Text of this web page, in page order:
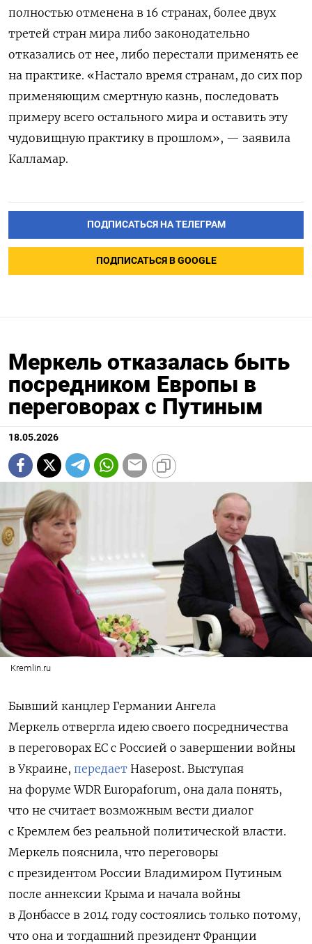
полностью отменена в 16 странах, более двух
третей стран мира либо законодательно
отказались от нее, либо перестали применять ее
на практике. «Настало время странам, до сих пор
применяющим смертную казнь, последовать
примеру всего остального мира и оставить эту
чудовищную практику в прошлом», — заявила
Калламар.
ПОДПИСАТЬСЯ НА ТЕЛЕГРАМ
ПОДПИСАТЬСЯ В GOOGLE
Меркель отказалась быть
посредником Европы в
переговорах с Путиным
18.05.2026
Kremlin.ru
Бывший канцлер Германии Ангела
Меркель отвергла идею своего посредничества
в переговорах ЕС с Россией о завершении войны
в Украине, передает Hasepost. Выступая
на форуме WDR Europaforum, она дала понять,
что не считает возможным вести диалог
с Кремлем без реальной политической власти.
Меркель пояснила, что переговоры
с президентом России Владимиром Путиным
после аннексии Крыма и начала войны
в Донбассе в 2014 году состоялись только потому,
что она и тогдашний президент Франции